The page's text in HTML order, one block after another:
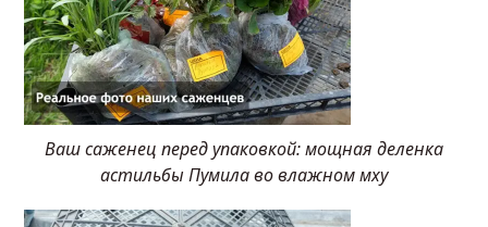
Ваш саженец перед упаковкой: мощная деленка
астильбы Пумила во влажном мху